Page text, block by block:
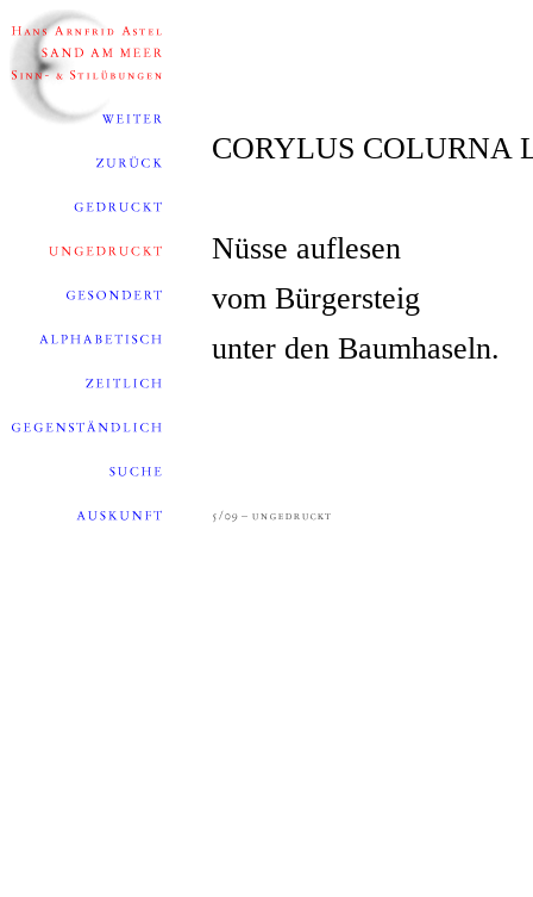
CORYLUS COLURNA
Nüsse auflesen
vom Bürgersteig
unter den Baumhaseln.